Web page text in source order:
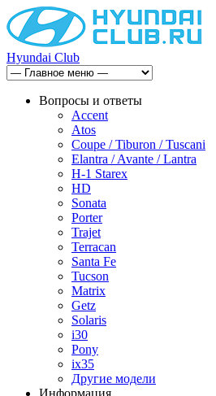
Hyundai Club
Вопросы и ответы
Accent
Atos
Coupe / Tiburon / Tuscani
Elantra / Avante / Lantra
H-1 Starex
HD
Sonata
Porter
Trajet
Terracan
Santa Fe
Tucson
Matrix
Getz
Solaris
i30
Pony
ix35
Другие модели
Информация